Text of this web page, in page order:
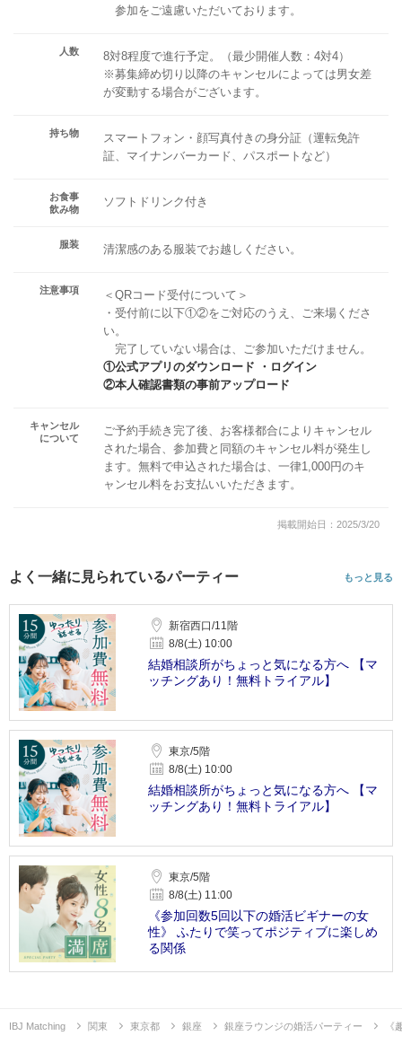
参加をご遠慮いただいております。
人数
8対8程度で進行予定。（最少開催人数：4対4）
※募集締め切り以降のキャンセルによっては男女差
が変動する場合がございます。
持ち物
スマートフォン・顔写真付きの身分証（運転免許
証、マイナンバーカード、パスポートなど）
お食事
飲み物
ソフトドリンク付き
服装 清潔感のある服装でお越しください。
注意事項
＜QRコード受付について＞
・受付前に以下①②をご対応のうえ、ご来場くださ
い。
完了していない場合は、ご参加いただけません。
①公式アプリのダウンロード ・ログイン
②本人確認書類の事前アップロード
キャンセル
について
ご予約手続き完了後、お客様都合によりキャンセル
された場合、参加費と同額のキャンセル料が発生し
ます。無料で申込された場合は、一律1,000円のキ
ャンセル料をお支払いいただきます。
掲載開始日：2025/3/20
よく一緒に見られているパーティー もっと見る
新宿西口/11階
8/8(土) 10:00
結婚相談所がちょっと気になる方へ 【マ
ッチングあり！無料トライアル】
東京/5階
8/8(土) 10:00
結婚相談所がちょっと気になる方へ 【マ
ッチングあり！無料トライアル】
東京/5階
8/8(土) 11:00
《参加回数5回以下の婚活ビギナーの女
性》 ふたりで笑ってポジティブに楽しめ
る関係
IBJ Matching 関東 東京都 銀座 銀座ラウンジの婚活パーティー 《